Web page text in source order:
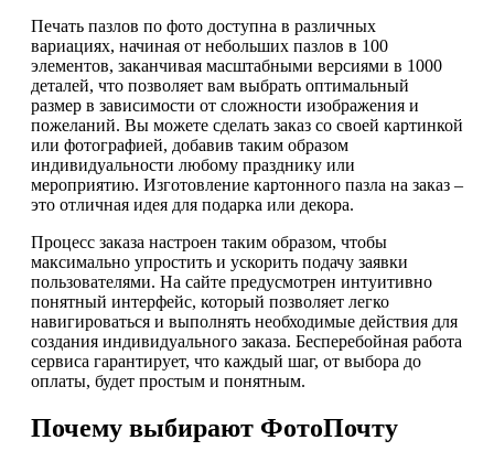
Печать пазлов по фото доступна в различных
вариациях, начиная от небольших пазлов в 100
элементов, заканчивая масштабными версиями в 1000
деталей, что позволяет вам выбрать оптимальный
размер в зависимости от сложности изображения и
пожеланий. Вы можете сделать заказ со своей картинкой
или фотографией, добавив таким образом
индивидуальности любому празднику или
мероприятию. Изготовление картонного пазла на заказ –
это отличная идея для подарка или декора.
Процесс заказа настроен таким образом, чтобы
максимально упростить и ускорить подачу заявки
пользователями. На сайте предусмотрен интуитивно
понятный интерфейс, который позволяет легко
навигироваться и выполнять необходимые действия для
создания индивидуального заказа. Бесперебойная работа
сервиса гарантирует, что каждый шаг, от выбора до
оплаты, будет простым и понятным.
Почему выбирают ФотоПочту